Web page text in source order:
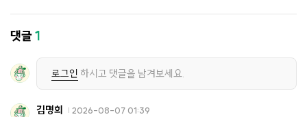
댓글1
로그인 하시고 댓글을 남겨보세요.
김명희 2026-08-07 01:39